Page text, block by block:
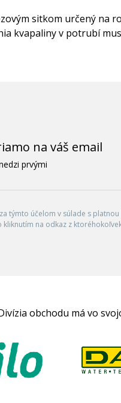
sitkom určený na
kvapaliny v potrubí
na váš email
prvými
týmto účelom v súlade s
na odkaz z
obchodu má vo